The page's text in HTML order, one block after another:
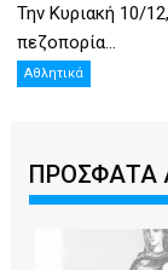
Την Κυριακή 10/
πεζοπορία...
Αθλητικά
ΠΡΟΣΦΑΤΑ